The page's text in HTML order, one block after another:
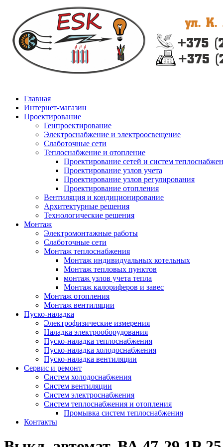
Главная
Интернет-магазин
Проектирование
Генпроектирование
Электроснабжение и электроосвещение
Слаботочные сети
Теплоснабжение и отопление
Проектирование сетей и систем
Проектирование узлов учета
Проектирование узлов регулирования
Проектирование отопления
Вентиляция и кондиционирование
Архитектурные решения
Технологические решения
Монтаж
Электромонтажные работы
Слаботочные сети
Монтаж теплоснабжения
Монтаж индивидуальных котельных
Монтаж тепловых пунктов
монтаж узлов учета тепла
Монтаж калориферов и завес
Монтаж отопления
Монтаж вентиляции
Пуско-наладка
Электрофизические измерения
Наладка электрооборудования
Пуско-наладка теплоснабжения
Пуско-наладка холодоснабжения
Пуско-наладка вентиляции
Сервис и ремонт
Систем холодоснабжения
Систем вентиляции
Систем электроснабжения
Систем теплоснабжения и отопления
Промывка систем теплоснабжения
Контакты